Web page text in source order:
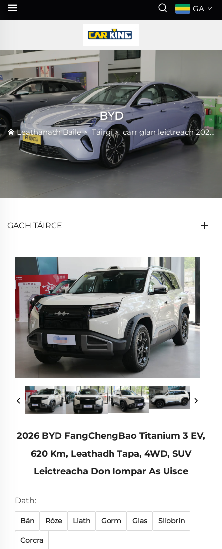
GA
BYD
Leathanach Baile> Táirgí> carr glan leictreach 2026
GACH TÁIRGE
2026 BYD FangChengBao Titanium 3 EV,
620 Km, Leathadh Tapa, 4WD, SUV
Leictreacha Don Iompar As Uisce
Dath:
Bán Róze Liath Gorm Glas Sliobrín
Corcra